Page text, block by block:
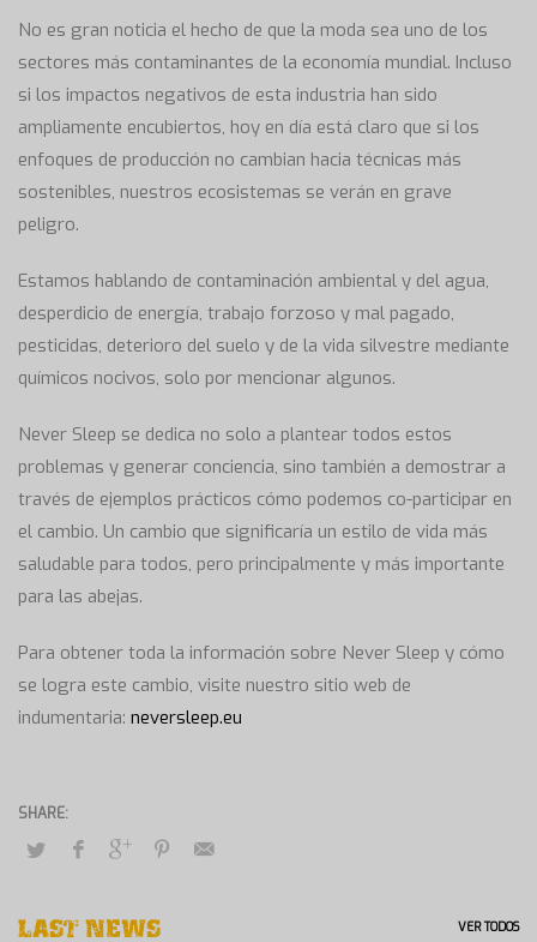
No es gran noticia el hecho de que la moda sea uno de los
sectores más contaminantes de la economía mundial. Incluso
si los impactos negativos de esta industria han sido
ampliamente encubiertos, hoy en día está claro que si los
enfoques de producción no cambian hacia técnicas más
sostenibles, nuestros ecosistemas se verán en grave
peligro.
Estamos hablando de contaminación ambiental y del agua,
desperdicio de energía, trabajo forzoso y mal pagado,
pesticidas, deterioro del suelo y de la vida silvestre mediante
químicos nocivos, solo por mencionar algunos.
Never Sleep se dedica no solo a plantear todos estos
problemas y generar conciencia, sino también a demostrar a
través de ejemplos prácticos cómo podemos co-participar en
el cambio. Un cambio que significaría un estilo de vida más
saludable para todos, pero principalmente y más importante
para las abejas.
Para obtener toda la información sobre Never Sleep y cómo
se logra este cambio, visite nuestro sitio web de
indumentaria: neversleep.eu
LAST NEWS VER TODOS